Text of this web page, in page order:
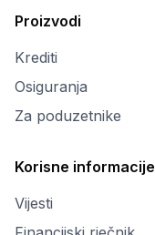
Proizvodi
Krediti
Osiguranja
Za poduzetnike
Korisne informacije
Vijesti